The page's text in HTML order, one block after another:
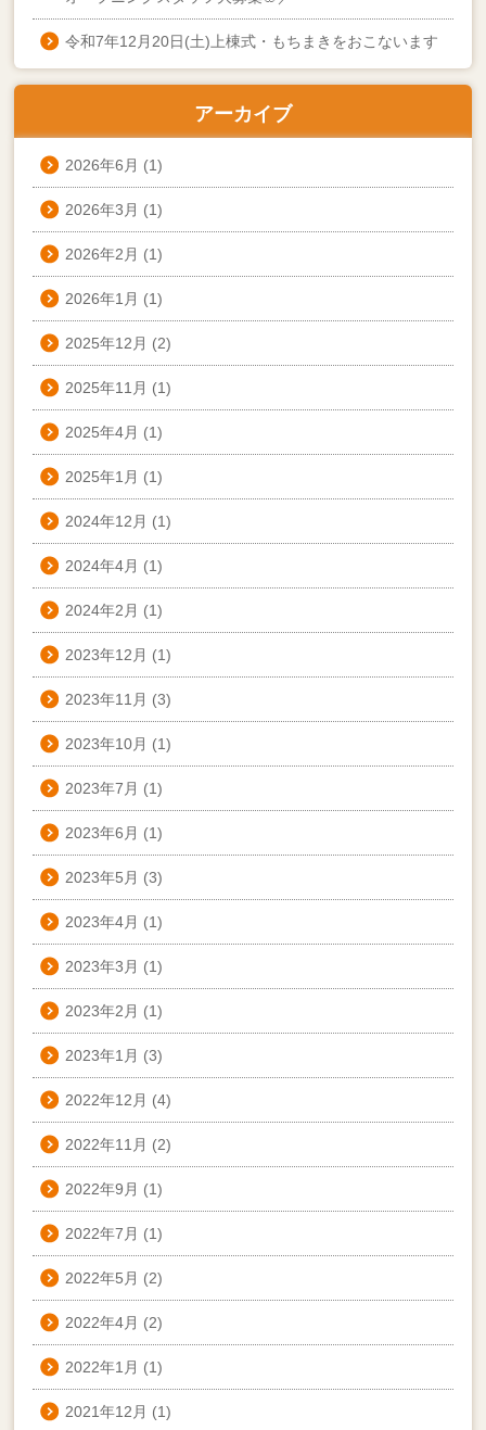
令和7年12月20日(土)上棟式・もちまきをおこないます
アーカイブ
2026年6月 (1)
2026年3月 (1)
2026年2月 (1)
2026年1月 (1)
2025年12月 (2)
2025年11月 (1)
2025年4月 (1)
2025年1月 (1)
2024年12月 (1)
2024年4月 (1)
2024年2月 (1)
2023年12月 (1)
2023年11月 (3)
2023年10月 (1)
2023年7月 (1)
2023年6月 (1)
2023年5月 (3)
2023年4月 (1)
2023年3月 (1)
2023年2月 (1)
2023年1月 (3)
2022年12月 (4)
2022年11月 (2)
2022年9月 (1)
2022年7月 (1)
2022年5月 (2)
2022年4月 (2)
2022年1月 (1)
2021年12月 (1)